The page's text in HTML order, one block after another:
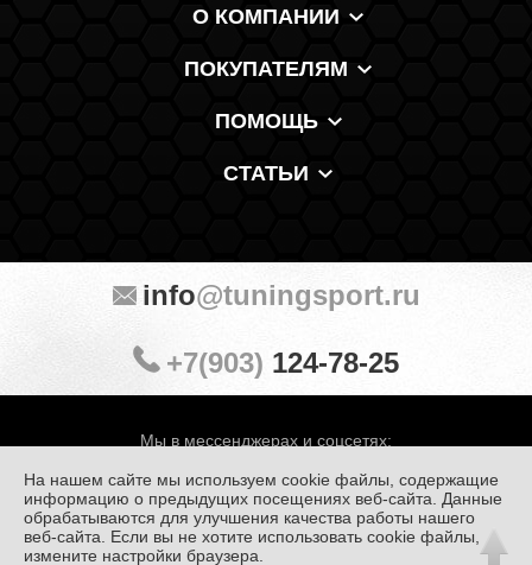
О КОМПАНИИ
ПОКУПАТЕЛЯМ
ПОМОЩЬ
СТАТЬИ
Мы в мессенджерах и соцсетях:
info@tuningsport.ru
+7(903) 124-78-25
© «Тюнинг Спорт» 1998 — 2026 Политика конфиденциальности
На нашем сайте мы используем cookie файлы, содержащие
информацию о предыдущих посещениях веб-сайта. Данные
обрабатываются для улучшения качества работы нашего
веб-сайта. Если вы не хотите использовать cookie файлы,
измените настройки браузера.